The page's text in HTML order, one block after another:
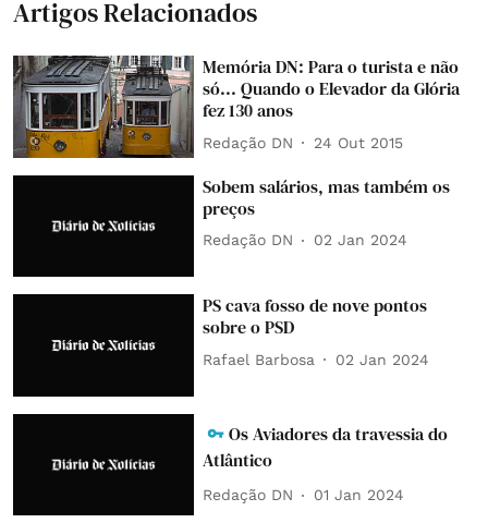
Artigos Relacionados
Memória DN: Para o turista e não
só... Quando o Elevador da Glória
fez 130 anos
Redação DN 24 Out 2015
Sobem salários, mas também os
preços
Redação DN 02 Jan 2024
PS cava fosso de nove pontos
sobre o PSD
Rafael Barbosa 02 Jan 2024
Os Aviadores da travessia do
Atlântico
Redação DN 01 Jan 2024